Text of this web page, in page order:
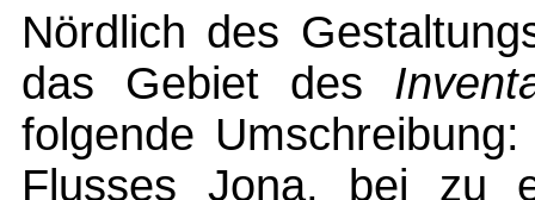
Nördlich des
das Gebiet des
folgende
Flusses Jona, bei zu